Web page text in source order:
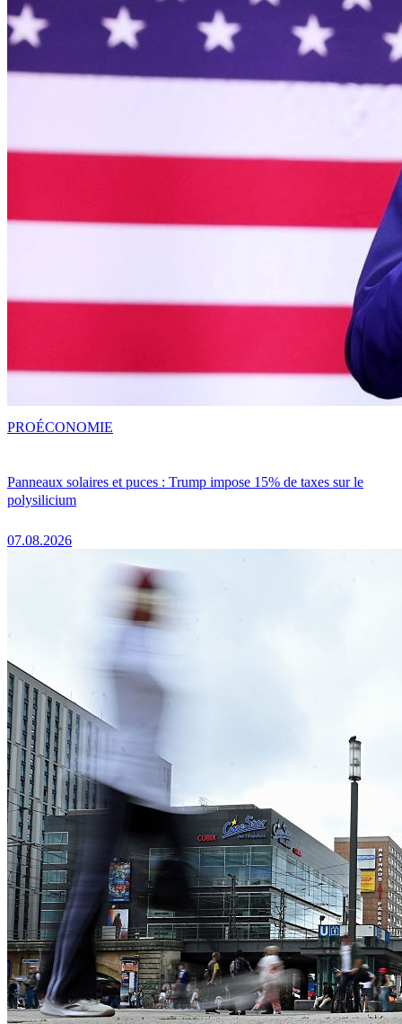
Panneaux solaires et puces : Trump impose 15% de taxes sur le
polysilicium
07.08.2026
PROÉCONOMIE